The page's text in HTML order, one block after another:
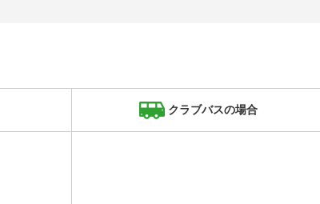
クラブバスの場合